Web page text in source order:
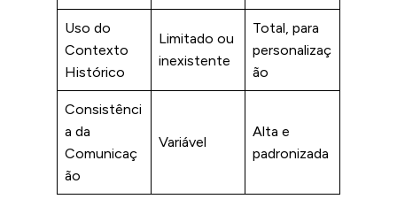
Uso do
Contexto
Histórico
Limitado ou
inexistente
Total, para
personalizaç
ão
Consistênci
a da
Comunicaç
ão
Variável
Alta e
padronizada